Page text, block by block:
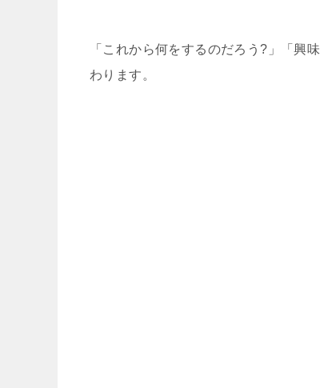
「これから何をするのだろう?」「興
わります。